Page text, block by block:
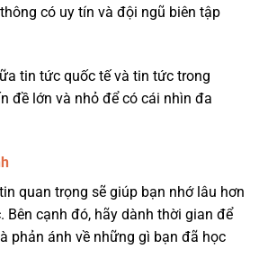
có uy tín và đội ngũ biên tập
tin tức quốc tế và tin tức trong
đề lớn và nhỏ để có cái nhìn đa
quan trọng sẽ giúp bạn nhớ lâu hơn
Bên cạnh đó, hãy dành thời gian để
phản ánh về những gì bạn đã học